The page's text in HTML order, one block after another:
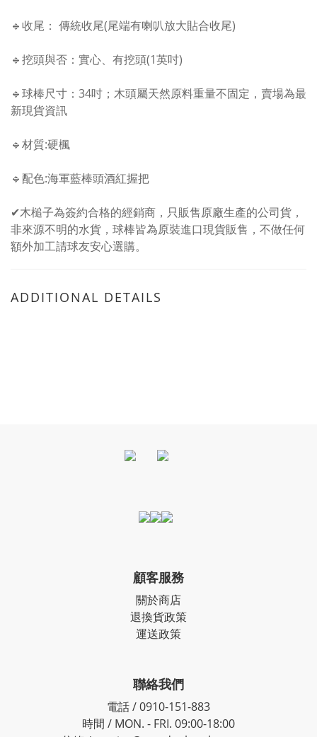
🔹收尾： 傳統收尾(尾端有喇叭放大貼合收尾)
🔹挖頭與否：實心、有挖頭(1英吋)
🔹球棒尺寸：34吋；木頭屬天然原料重量不固定，賣場為最
新現貨資訊
🔹材質:硬楓
🔹配色:海軍藍棒頭酒紅握把
✔木槌子為簽約合格的經銷商，只販售原廠生產的公司貨，
非來源不明的水貨，球棒皆為原裝進口現貨販售，不做任何
額外加工請球友安心選購。
ADDITIONAL DETAILS
顧客服務
關於商店
退換貨政策
運送政策
聯絡我們
電話 / 0910-151-883
時間 / MON. - FRI. 09:00-18:00